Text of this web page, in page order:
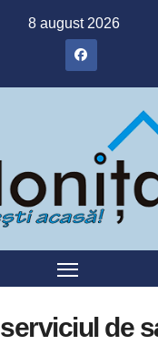
8 august 2026
serviciul de